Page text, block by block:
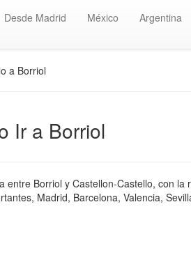
Desde Madrid México Argentina
a Borriol
Ir a Borriol
entre Borriol y Castellon-Castello, con la
Madrid, Barcelona, Valencia,